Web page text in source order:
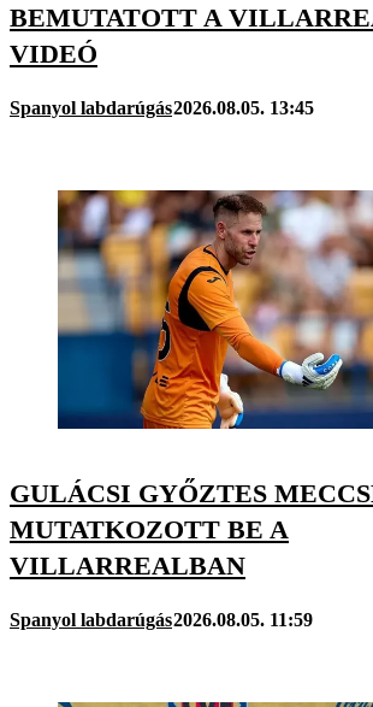
BEMUTATOTT A
VIDEÓ
Spanyol labdarúgás2026.08.05. 13:45
GULÁCSI GYŐZTES
MUTATKOZOTT BE A
VILLARREALBAN
Spanyol labdarúgás2026.08.05. 11:59